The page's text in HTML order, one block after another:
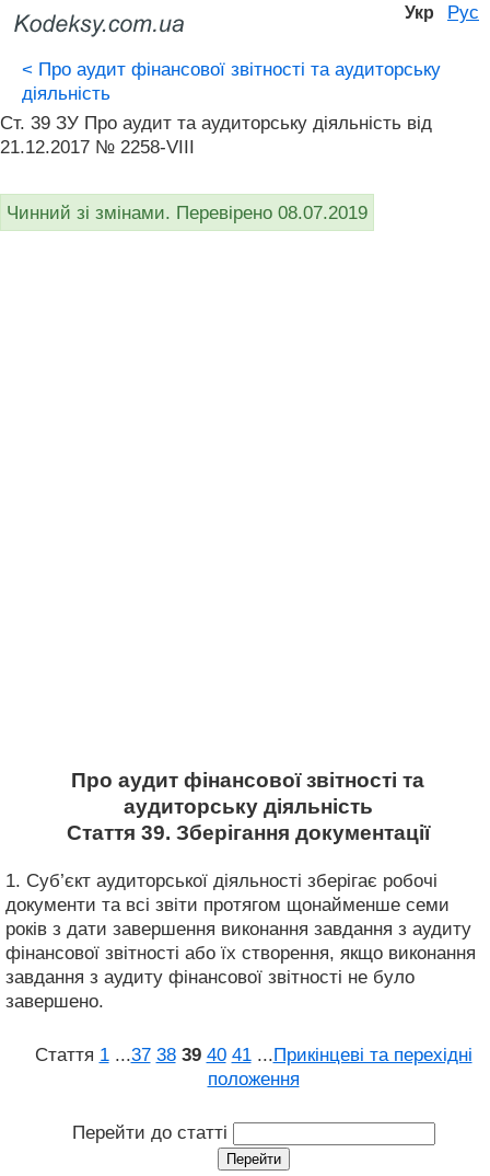
Укр Рус
< Про аудит фінансової звітності та аудиторську
діяльність
Ст. 39 ЗУ Про аудит та аудиторську діяльність від
21.12.2017 № 2258-VIII
Чинний зі змінами. Перевірено 08.07.2019
Про аудит фінансової звітності та
аудиторську діяльність
Стаття 39. Зберігання документації
1. Суб’єкт аудиторської діяльності зберігає робочі
документи та всі звіти протягом щонайменше семи
років з дати завершення виконання завдання з аудиту
фінансової звітності або їх створення, якщо виконання
завдання з аудиту фінансової звітності не було
завершено.
Стаття 1 ...37 38 39 40 41 ...Прикінцеві та перехідні
положення
Перейти до статті